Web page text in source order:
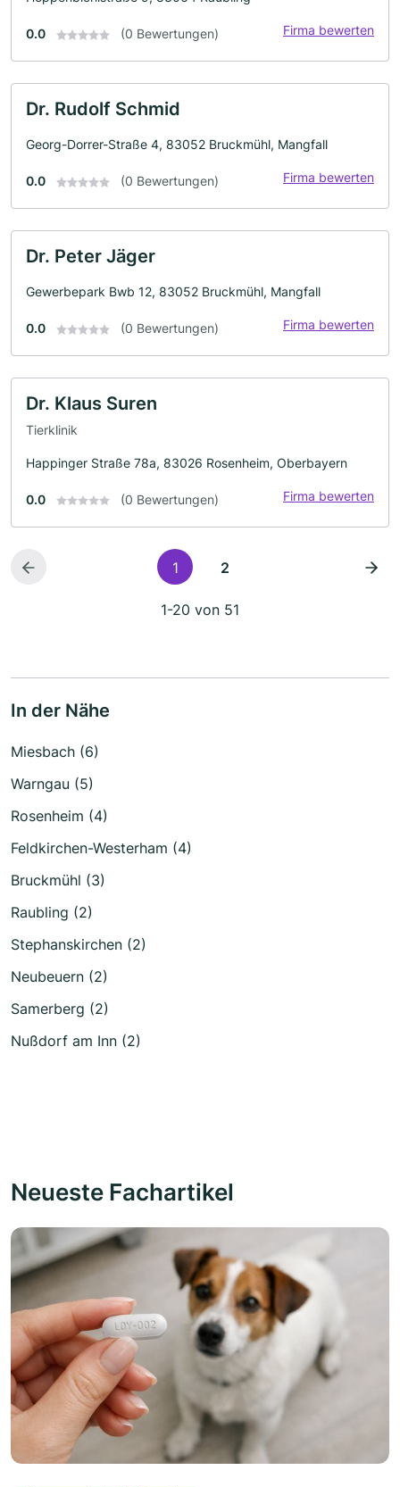
0.0 (0 Bewertungen) Firma bewerten
Dr. Rudolf Schmid
Georg-Dorrer-Straße 4, 83052 Bruckmühl, Mangfall
0.0 (0 Bewertungen) Firma bewerten
Dr. Peter Jäger
Gewerbepark Bwb 12, 83052 Bruckmühl, Mangfall
0.0 (0 Bewertungen) Firma bewerten
Dr. Klaus Suren
Tierklinik
Happinger Straße 78a, 83026 Rosenheim, Oberbayern
0.0 (0 Bewertungen) Firma bewerten
1 2
1-20 von 51
In der Nähe
Miesbach (6)
Warngau (5)
Rosenheim (4)
Feldkirchen-Westerham (4)
Bruckmühl (3)
Raubling (2)
Stephanskirchen (2)
Neubeuern (2)
Samerberg (2)
Nußdorf am Inn (2)
Neueste Fachartikel